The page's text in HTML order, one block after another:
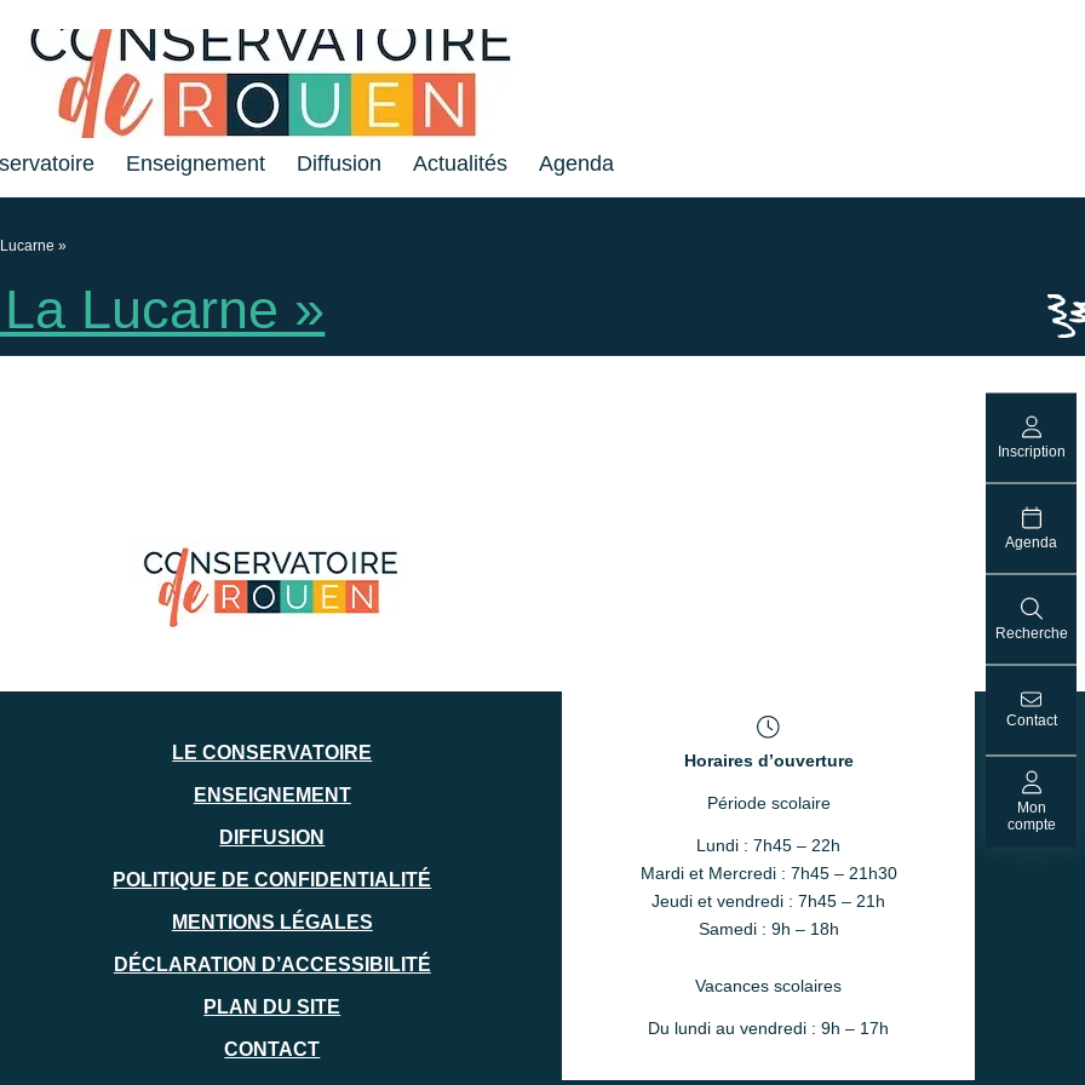
Enseignement Diffusion Actualités Agenda
Lucarne »
»
Inscription
Agenda
Recherche
Contact
Mon
compte
LE CONSERVATOIRE
ENSEIGNEMENT
DIFFUSION
POLITIQUE DE CONFIDENTIALITÉ
MENTIONS LÉGALES
DÉCLARATION D’ACCESSIBILITÉ
PLAN DU SITE
CONTACT
Horaires d’ouverture
Période scolaire
Lundi : 7h45 – 22h
Mardi et Mercredi : 7h45 – 21h30
Jeudi et vendredi : 7h45 – 21h
Samedi : 9h – 18h
Vacances scolaires
Du lundi au vendredi : 9h – 17h